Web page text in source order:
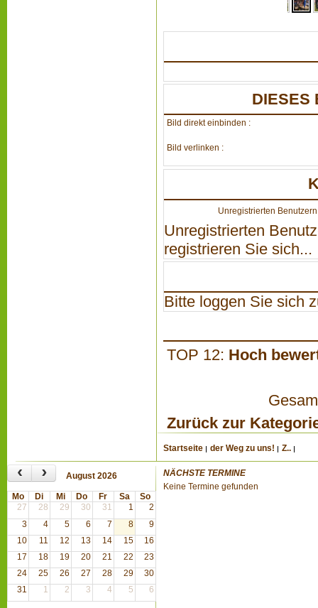
DIESES
Bild direkt einbinden :
Bild verlinken :
Unregistrierten
Unregistrierten
registrieren Sie sich...
Bitte loggen Sie sich
TOP 12: Hoch
Zurück zur
Startseite der Weg zu uns! Z..
‹ › August 2026
Mo Di Mi Do Fr Sa
So
27
28 29 30 31 1
2
3
4 5 6 7 8
9
10
11 12 13 14 15
16
17
18 19 20 21 22
23
24
25 26 27 28 29
30
31
1 2 3 4 5 6
NÄCHSTE TERMINE
Keine Termine gefunden